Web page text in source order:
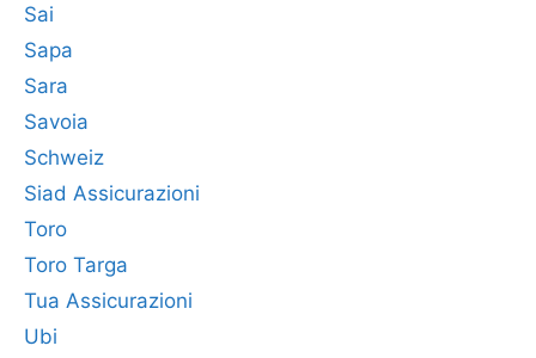
Sai
Sapa
Sara
Savoia
Schweiz
Siad Assicurazioni
Toro
Toro Targa
Tua Assicurazioni
Ubi